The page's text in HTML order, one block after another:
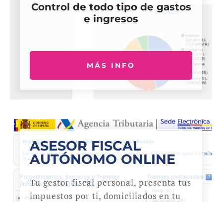
Control de todo tipo de gastos
e ingresos
MÁS INFO
ASESOR FISCAL
AUTÓNOMO ONLINE
Tu gestor fiscal personal, presenta tus
impuestos por ti, domiciliados en tu